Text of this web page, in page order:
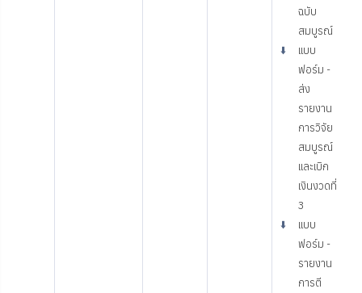
ฉบับ
สมบูรณ์
⬇️
แบบ
ฟอร์ม -
ส่ง
รายงาน
การวิจัย
สมบูรณ์
และเบิก
เงินงวดที่
3
⬇️
แบบ
ฟอร์ม -
รายงาน
การตี